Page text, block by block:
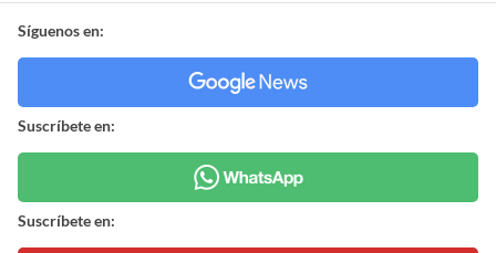
Síguenos en:
Suscríbete en:
Suscríbete en: